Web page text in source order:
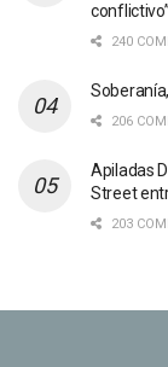
conflictivo”
240
206
Apiladas
Street
203